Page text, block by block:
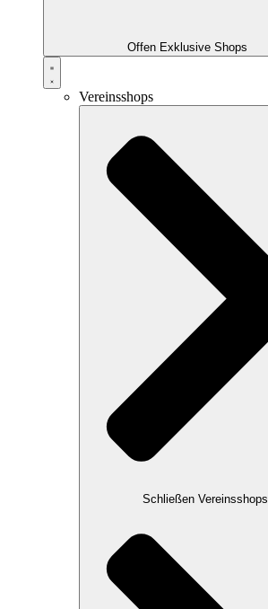
Offen Exklusive Shops
Vereinsshops
Schließen Vereinsshops